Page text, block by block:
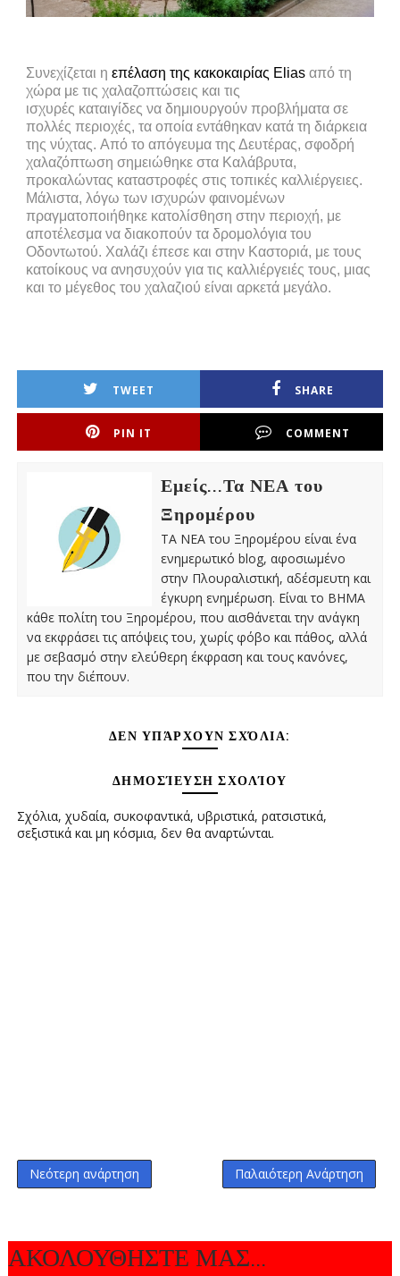
Συνεχίζεται η επέλαση της κακοκαιρίας Elias από τη
χώρα με τις χαλαζοπτώσεις και τις
ισχυρές καταιγίδες να δημιουργούν προβλήματα σε
πολλές περιοχές, τα οποία εντάθηκαν κατά τη διάρκεια
της νύχτας. Από το απόγευμα της Δευτέρας, σφοδρή
χαλαζόπτωση σημειώθηκε στα Καλάβρυτα,
προκαλώντας καταστροφές στις τοπικές καλλιέργειες.
Μάλιστα, λόγω των ισχυρών φαινομένων
πραγματοποιήθηκε κατολίσθηση στην περιοχή, με
αποτέλεσμα να διακοπούν τα δρομολόγια του
Οδοντωτού. Χαλάζι έπεσε και στην Καστοριά, με τους
κατοίκους να ανησυχούν για τις καλλιέργειές τους, μιας
και το μέγεθος του χαλαζιού είναι αρκετά μεγάλο.
TWEET SHARE
PIN IT COMMENT
Εμείς...Τα ΝΕΑ του
Ξηρομέρου
ΤΑ ΝΕΑ του Ξηρομέρου είναι ένα
ενημερωτικό blog, αφοσιωμένο
στην Πλουραλιστική, αδέσμευτη και
έγκυρη ενημέρωση. Είναι το ΒΗΜΑ
κάθε πολίτη του Ξηρομέρου, που αισθάνεται την ανάγκη
να εκφράσει τις απόψεις του, χωρίς φόβο και πάθος, αλλά
με σεβασμό στην ελεύθερη έκφραση και τους κανόνες,
που την διέπουν.
ΔΕΝ ΥΠΆΡΧΟΥΝ ΣΧΌΛΙΑ:
ΔΗΜΟΣΊΕΥΣΗ ΣΧΟΛΊΟΥ
Σχόλια, χυδαία, συκοφαντικά, υβριστικά, ρατσιστικά,
σεξιστικά και μη κόσμια, δεν θα αναρτώνται.
Νεότερη ανάρτηση Παλαιότερη Ανάρτηση
ΑΚΟΛΟΥΘΗΣΤΕ ΜΑΣ...